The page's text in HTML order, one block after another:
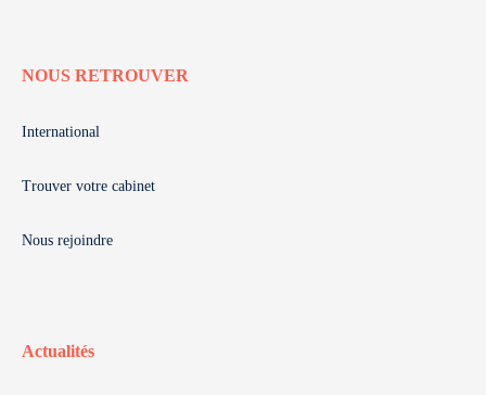
NOUS RETROUVER
International
Trouver votre cabinet
Nous rejoindre
Actualités